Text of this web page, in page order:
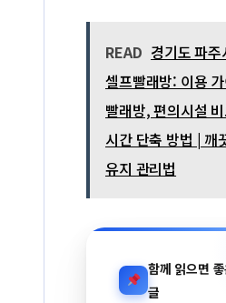
READ 경기도 파
셀프빨래방: 이용
빨래방, 편의시설
시간 단축 방법 | 깨
유지 관리법
함께 읽으면
글